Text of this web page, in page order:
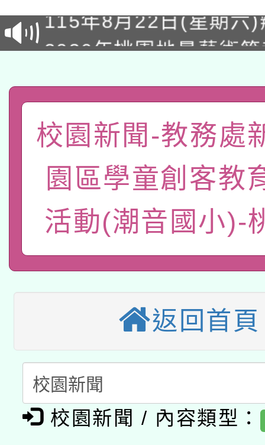
業技術研究院辦理「
用水績優單位及節水達
動」
115年8月22日(星期六
桃園市孔廟祈福系列
2026年桃園地景藝術
關事宜
轉知教育部國民及學前
國立臺灣師範大學辦理
年度健康促進學校輔導
函轉國家教育研究院中
原住民族教育政策研討
族教育國際趨勢與發展
轉知教育部國民及學前
新北市政府教育局辦理
師專業成長研習實施計
方素養工作坊新北場」
函轉國立臺灣師範大學
族語言臺北學習中心
「族語學習班」招生簡
轉知有關國立成功大學
文教學共融平台-教案
接種對象擴大為「滿6
接種之民眾」措施，延
月28日止
轉知經濟部水利署委託
業技術研究院辦理「
動」
115年8月22日(星期六
開 智慧啟航」
2026年桃園地景藝術
「2026桃園藝術巡演
關事宜
轉知教育部國民及學前
國立臺灣師範大學辦
函轉國家教育研究院中
校園新聞-教務處
園區學童創客教
活動(潮音國小)-
返回首頁
校園新聞 / 內容類型：